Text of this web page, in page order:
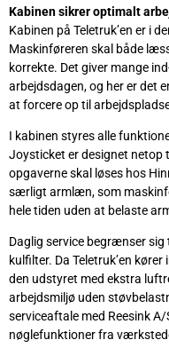
Kabinen sikrer optimalt
Kabinen på Teletruk’en er i
Maskinføreren skal både
korrekte. Det giver mange
arbejdsdagen, og her er det
at forcere op til
I kabinen styres alle
Joysticket er designet netop
opgaverne skal løses hos
særligt armlæn, som
hele tiden uden at belaste
Daglig service begrænser
kulfilter. Da Teletruk’en
den udstyret med ekstra
arbejdsmiljø uden
serviceaftale med Reesink
nøglefunktioner fra